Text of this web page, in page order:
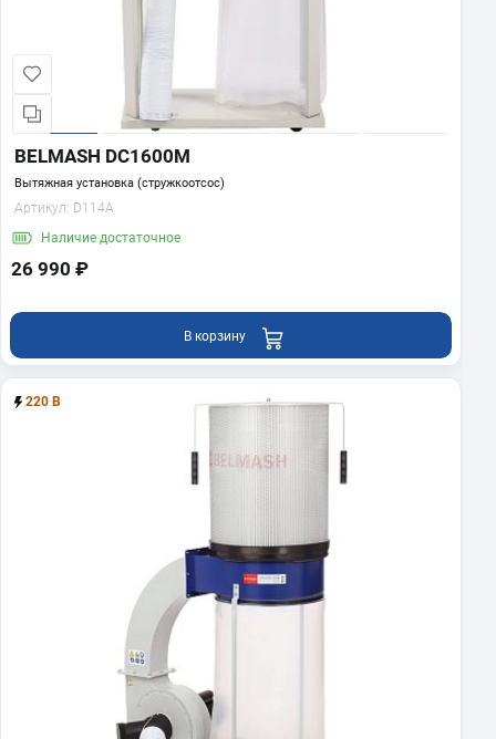
BELMASH DC1600M
Вытяжная установка (стружкоотсос)
Артикул: D114A
Наличие достаточное
26 990 ₽
В корзину
220 В